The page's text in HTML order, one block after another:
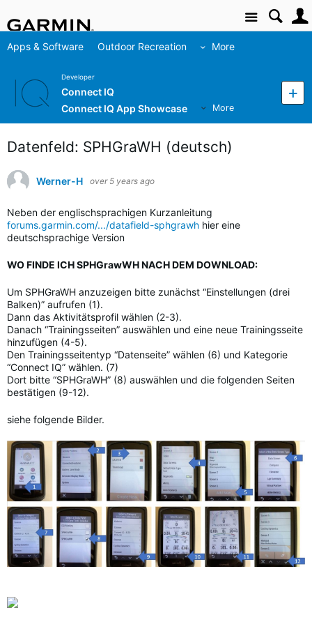
Site
Apps & Software Outdoor Recreation More
Developer
Connect IQ
Connect IQ App Showcase
More
Datenfeld: SPHGraWH (deutsch)
Werner-H over 5 years ago
Neben der englischsprachigen Kurzanleitung
forums.garmin.com/.../datafield-sphgrawh hier eine
deutschsprachige Version
WO FINDE ICH SPHGrawWH NACH DEM DOWNLOAD:
Um SPHGraWH anzuzeigen bitte zunächst “Einstellungen (drei
Balken)” aufrufen (1).
Dann das Aktivitätsprofil wählen (2-3).
Danach “Trainingsseiten” auswählen und eine neue Trainingsseite
hinzufügen (4-5).
Den Trainingsseitentyp “Datenseite” wählen (6) und Kategorie
“Connect IQ” wählen. (7)
Dort bitte “SPHGraWH” (8) auswählen und die folgenden Seiten
bestätigen (9-12).
siehe folgende Bilder.